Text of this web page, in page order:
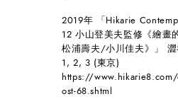
2019年 「Hikarie
12 小山登美夫監修《繪畫
松浦壽夫/小川佳夫》」
1, 2, 3 (東京)
https://
ost-68.shtml